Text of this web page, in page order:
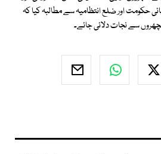
حکومت اور ضلع انتظامیہ سے مطالبہ کیا کہ
سے نجات دلائی جائے۔